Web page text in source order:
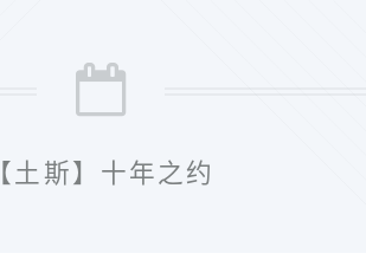
【土斯】十年之约